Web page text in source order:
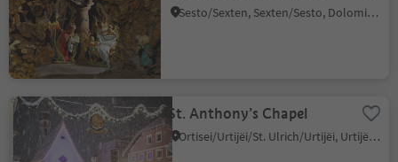
Sesto/Sexten, Sexten/Sesto, Dolomites Region 3 Zinnen
St. Anthony’s Chapel
Ortisei/Urtijëi/St. Ulrich/Urtijëi, Urtijëi/Ortisei, Dolomites Region Val Gardena